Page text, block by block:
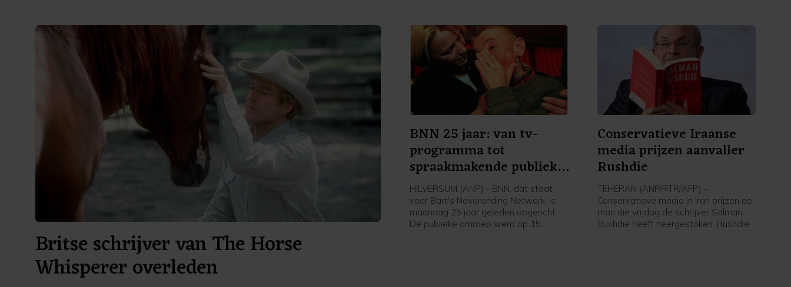
Britse schrijver van The Horse
Whisperer overleden
BNN 25 jaar: van tv-
programma tot
spraakmakende publieke
omroep
HILVERSUM (ANP) - BNN, dat staat
voor Bart's Neverending Network, is
maandag 25 jaar geleden opgericht.
De publieke omroep werd op 15
Conservatieve Iraanse
media prijzen aanvaller
Rushdie
TEHERAN (ANP/RTR/AFP) -
Conservatieve media in Iran prijzen de
man die vrijdag de schrijver Salman
Rushdie heeft neergestoken. Rushdie